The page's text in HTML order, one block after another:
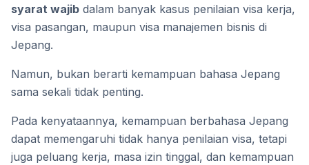
syarat wajib dalam banyak kasus penilaian visa kerja,
visa pasangan, maupun visa manajemen bisnis di
Jepang.
Namun, bukan berarti kemampuan bahasa Jepang
sama sekali tidak penting.
Pada kenyataannya, kemampuan berbahasa Jepang
dapat memengaruhi tidak hanya penilaian visa, tetapi
juga peluang kerja, masa izin tinggal, dan kemampuan